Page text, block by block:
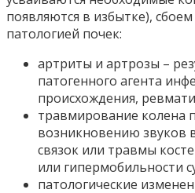
появляются в избытке),
патологией почек:
артриты и артрозы –
патогенного агента
происхождения,
травмирование колена
возникновению звуков
связок или травмы
или гипермобильности
патологические